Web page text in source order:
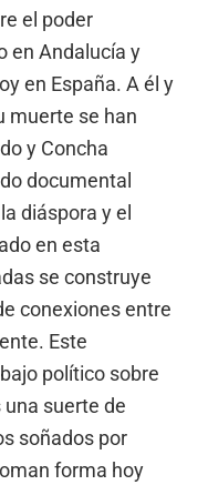
el poder
en Andalucía y
en España. A él y
muerte se han
y Concha
documental
diáspora y el
en esta
se construye
conexiones entre
Este
político sobre
suerte de
soñados por
forma hoy